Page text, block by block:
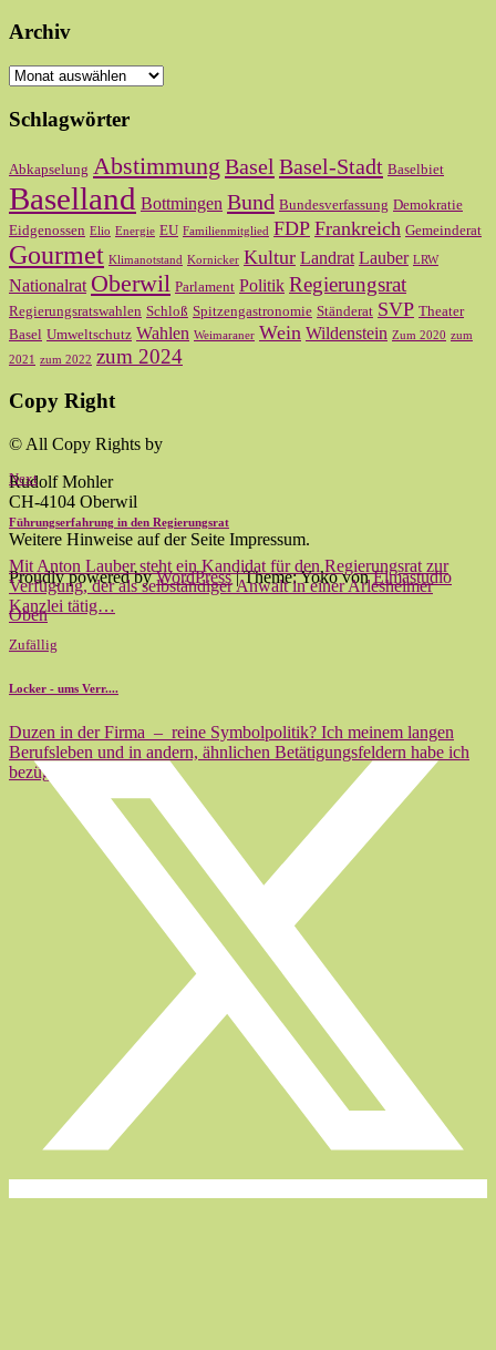
Archiv
Archiv
Schlagwörter
Abkapselung Abstimmung Basel Basel-Stadt Baselbiet
Baselland Bottmingen Bund Bundesverfassung Demokratie
Eidgenossen Elio Energie EU Familienmitglied FDP Frankreich Gemeinderat
Gourmet Klimanotstand Kornicker Kultur Landrat Lauber LRW
Nationalrat Oberwil Parlament Politik Regierungsrat
Regierungsratswahlen Schloß Spitzengastronomie Ständerat SVP Theater
Basel Umweltschutz Wahlen Weimaraner Wein Wildenstein Zum 2020 zum
2021
zum 2022 zum 2024
Copy Right
© All Copy Rights by
Rudolf Mohler
CH-4104 Oberwil
Weitere Hinweise auf der Seite Impressum.
Proudly powered byWordPress|Theme: Yoko vonElmastudio
Oben
Next
Führungserfahrung in den Regierungsrat
Mit Anton Lauber steht ein Kandidat für den Regierungsrat zur
Verfügung, der als selbständiger Anwalt in einer Arlesheimer
Kanzlei tätig…
Zufällig
Locker - ums Verr....
Duzen in der Firma – reine Symbolpolitik? Ich meinem langen
Berufsleben und in andern, ähnlichen Betätigungsfeldern habe ich
bezüglich den…